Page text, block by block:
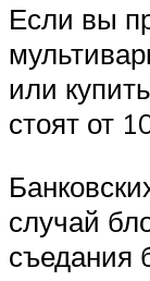
Если вы
или
стоят от
случай
съедания